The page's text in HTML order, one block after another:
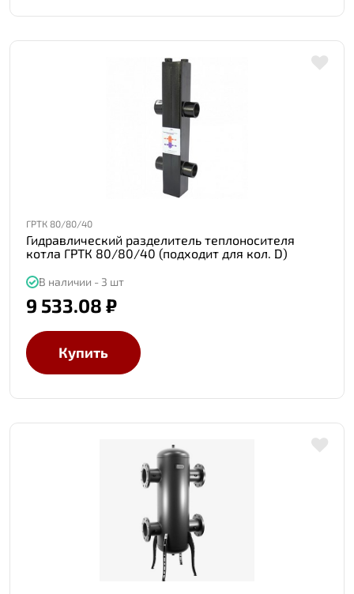
ГРТК 80/80/40
Гидравлический разделитель теплоносителя
котла ГРТК 80/80/40 (подходит для кол. D)
В наличии - 3 шт
9 533.08 ₽
Купить